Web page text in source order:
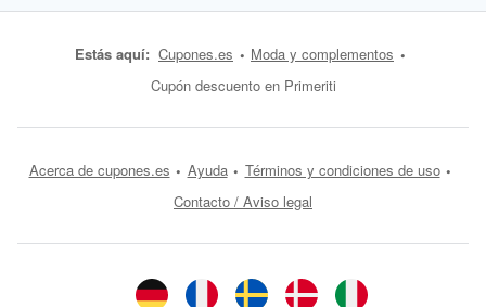
Estás aquí: Cupones.es
Moda y complementos
Cupón descuento en Primeriti
Acerca de cupones.es Ayuda
Términos y condiciones de uso
Contacto / Aviso legal